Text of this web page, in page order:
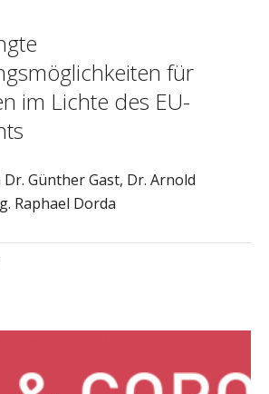
für
im Lichte des EU-
Günther Gast, Dr. Arnold
Raphael Dorda